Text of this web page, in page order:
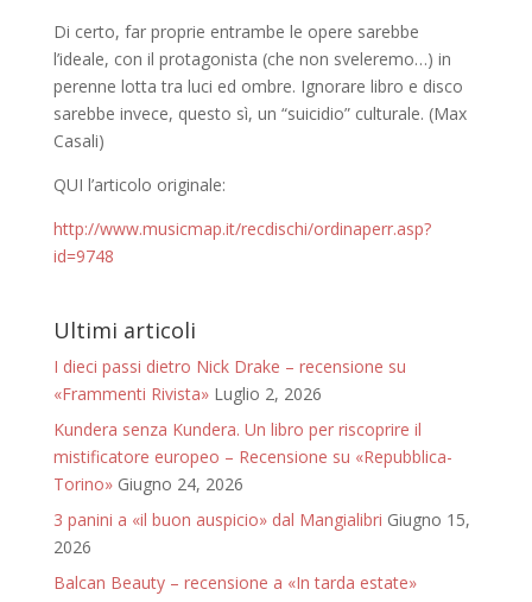
Di certo, far proprie entrambe le opere sarebbe
l’ideale, con il protagonista (che non sveleremo…) in
perenne lotta tra luci ed ombre. Ignorare libro e disco
sarebbe invece, questo sì, un “suicidio” culturale. (Max
Casali)
QUI l’articolo originale:
http://www.musicmap.it/recdischi/ordinaperr.asp?
id=9748
Ultimi articoli
I dieci passi dietro Nick Drake – recensione su
«Frammenti Rivista» Luglio 2, 2026
Kundera senza Kundera. Un libro per riscoprire il
mistificatore europeo – Recensione su «Repubblica-
Torino» Giugno 24, 2026
3 panini a «il buon auspicio» dal Mangialibri Giugno 15,
2026
Balcan Beauty – recensione a «In tarda estate»